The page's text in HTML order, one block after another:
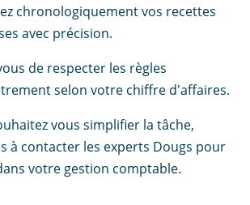
chronologiquement vos recettes
avec précision.
de respecter les règles
selon votre chiffre d'affaires.
vous simplifier la tâche,
à contacter les experts Dougs pour
votre gestion comptable.